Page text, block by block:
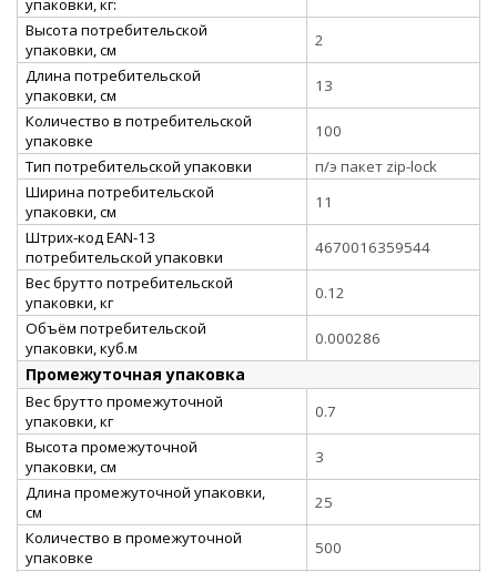
упаковки, кг:
Высота потребительской
упаковки, см
2
Длина потребительской
упаковки, см
13
Количество в потребительской
упаковке
100
Тип потребительской упаковки
п/э пакет zip-lock
Ширина потребительской
упаковки, см
11
Штрих-код EAN-13
потребительской упаковки
4670016359544
Вес брутто потребительской
упаковки, кг
0.12
Объём потребительской
упаковки, куб.м
0.000286
Промежуточная упаковка
Вес брутто промежуточной
упаковки, кг
0.7
Высота промежуточной
упаковки, см
3
Длина промежуточной упаковки,
см
25
Количество в промежуточной
упаковке
500